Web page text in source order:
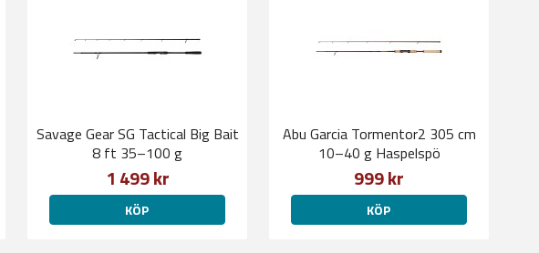
Savage Gear SG Tactical Big Bait
8 ft 35–100 g
1 499 kr
KÖP
Abu Garcia Tormentor2 305 cm
10–40 g Haspelspö
999 kr
KÖP